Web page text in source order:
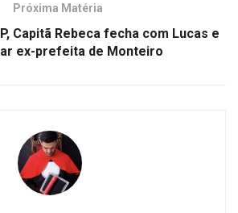
Próxima Matéria
Capitã Rebeca fecha com Lucas e
ex-prefeita de Monteiro